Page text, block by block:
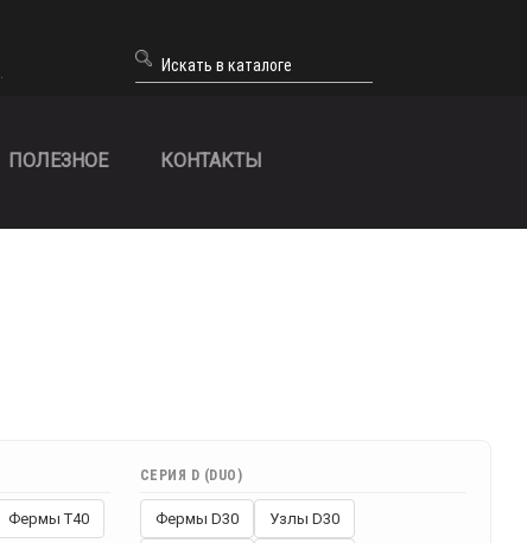
ПОЛЕЗНОЕ КОНТАКТЫ
Фермы T40
СЕРИЯ D (DUO)
Фермы D30 Узлы D30